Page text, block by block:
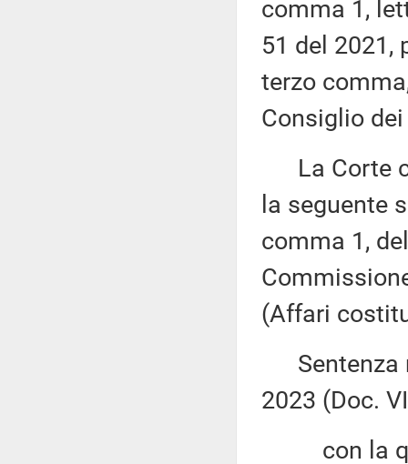
comma 1,
51 del 2021,
terzo
Consiglio
La Corte
la seguente
comma 1,
(Affari
Sentenza
2023 (Doc.
con la